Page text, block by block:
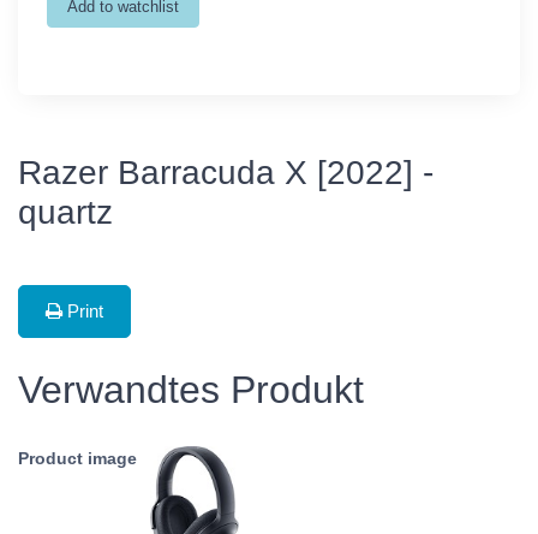
Razer Barracuda X [2022] -
quartz
Print
Verwandtes Produkt